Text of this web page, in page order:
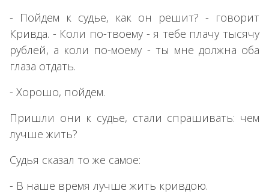
- Пойдем к судье, как он решит? - говорит
Кривда. - Коли по-твоему - я тебе плачу тысячу
рублей, а коли по-моему - ты мне должна оба
глаза отдать.
- Хорошо, пойдем.
Пришли они к судье, стали спрашивать: чем
лучше жить?
Судья сказал то же самое:
- В наше время лучше жить кривдою.